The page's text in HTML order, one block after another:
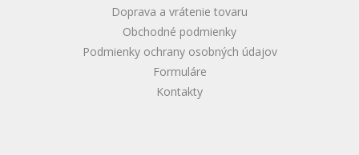
Doprava a vrátenie tovaru
Obchodné podmienky
Podmienky ochrany osobných údajov
Formuláre
Kontakty